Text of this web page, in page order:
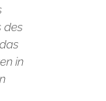
des
in